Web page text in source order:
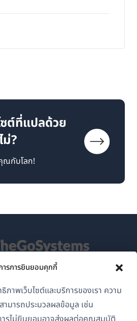
ารการยินยอมคุกกี้
ภาพเว็บไซต์และบริการของเรา ความ
มารถประมวลผลข้อมูล เช่น
ซต์ที่แปลด้วย
?
ณกับโลก!
นโยบายความเป็นส่วนตัว
(เปิด